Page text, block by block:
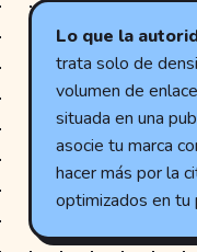
Lo que la
trata solo de
volumen de
situada en una
asocie tu marca
hacer más por la
optimizados en tu